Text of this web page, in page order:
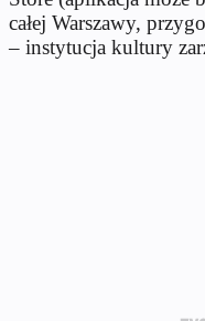
całej Warszawy,
– instytucja kultury